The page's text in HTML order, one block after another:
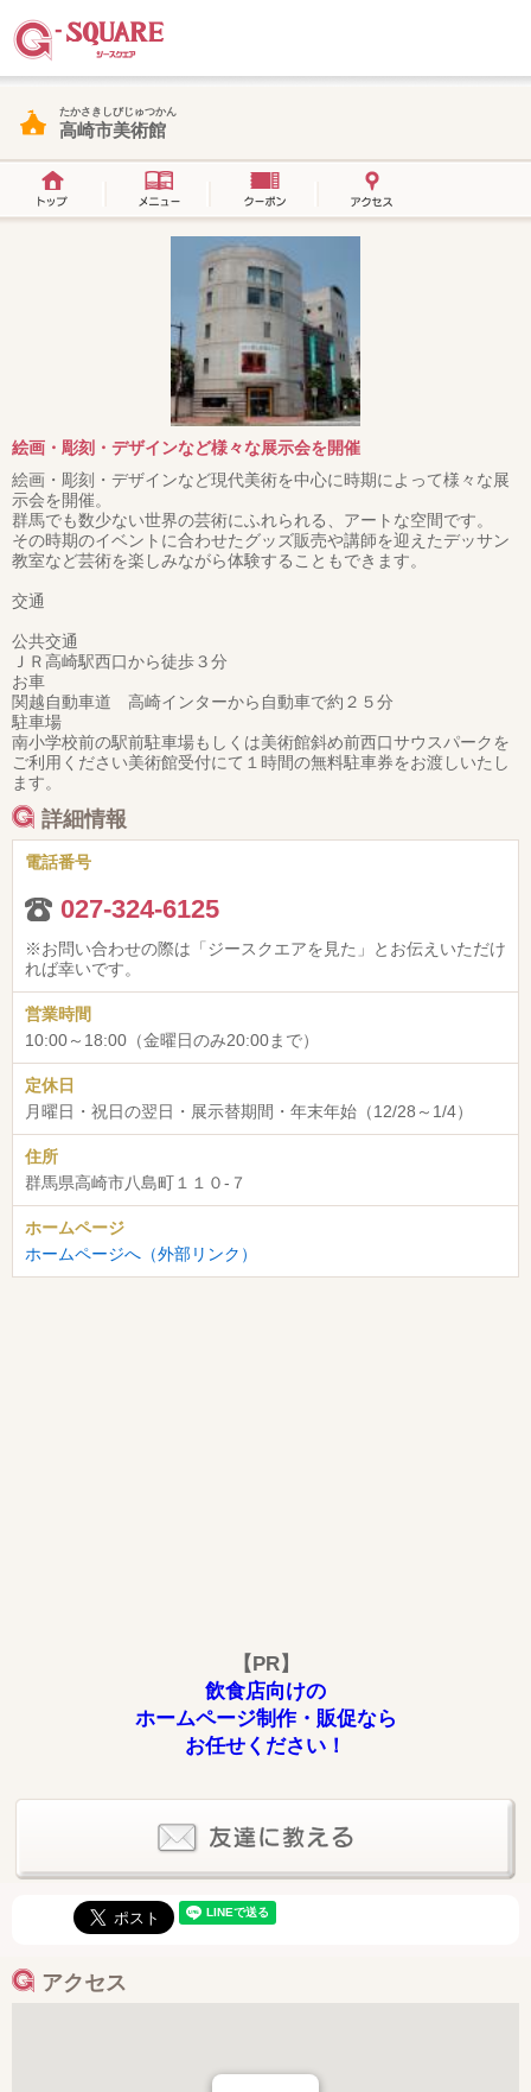
たかさきしびじゅつかん
高崎市美術館
絵画・彫刻・デザインなど様々な展示会を開催
絵画・彫刻・デザインなど現代美術を中心に時期によって様々な展
示会を開催。
群馬でも数少ない世界の芸術にふれられる、アートな空間です。
その時期のイベントに合わせたグッズ販売や講師を迎えたデッサン
教室など芸術を楽しみながら体験することもできます。
交通
公共交通
ＪＲ高崎駅西口から徒歩３分
お車
関越自動車道 高崎インターから自動車で約２５分
駐車場
南小学校前の駅前駐車場もしくは美術館斜め前西口サウスパークを
ご利用ください美術館受付にて１時間の無料駐車券をお渡しいたし
ます。
詳細情報
電話番号
027-324-6125
※お問い合わせの際は「ジースクエアを見た」とお伝えいただけ
れば幸いです。
営業時間
10:00～18:00（金曜日のみ20:00まで）
定休日
月曜日・祝日の翌日・展示替期間・年末年始（12/28～1/4）
住所
群馬県高崎市八島町１１０-７
ホームページ
ホームページへ（外部リンク）
【PR】
飲食店向けの
ホームページ制作・販促なら
お任せください！
アクセス